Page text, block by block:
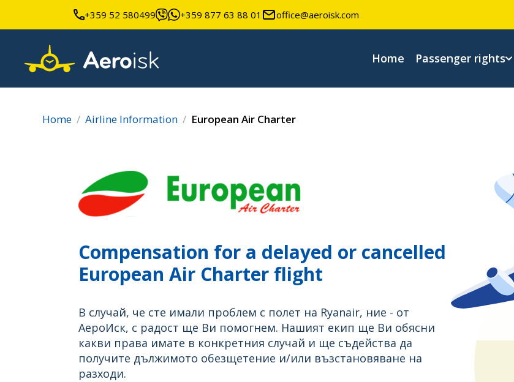
+359 52 580499 +359 877 63 88 01 office@aeroisk.com
Home Passenger rights
Home Airline Information European Air Charter
Compensation for a delayed or cancelled
European Air Charter flight
В случай, че сте имали проблем с полет на Ryanair, ние - от
АероИск, с радост ще Ви помогнем. Нашият екип ще Ви обясни
какви права имате в конкретния случай и ще съдейства да
получите дължимото обезщетение и/или възстановяване на
разходи.